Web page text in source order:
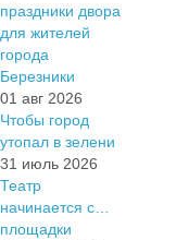
праздники двора
для жителей
города
Березники
01 авг 2026
Чтобы город
утопал в зелени
31 июль 2026
Театр
начинается с…
площадки